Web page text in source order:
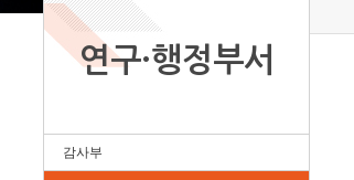
연구·행정부서
감사부